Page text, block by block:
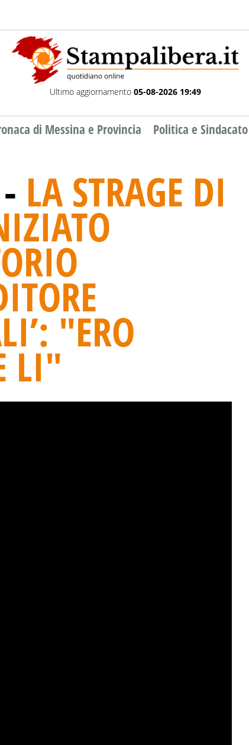
Ultimo aggiornamento 05-08-2026 19:49
di Messina e Provincia Politica e Sindacato
LA STRAGE DI
"ERO
LI"